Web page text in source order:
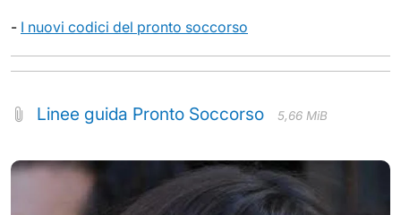
- I nuovi codici del pronto soccorso
Linee guida Pronto Soccorso 5,66 MiB